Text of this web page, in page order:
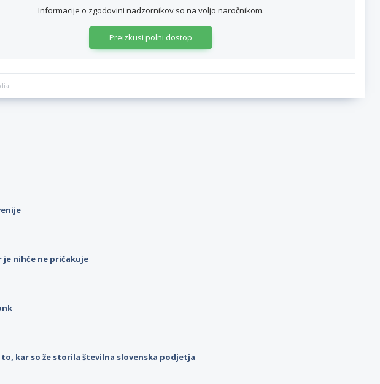
Informacije o zgodovini nadzornikov so na voljo naročnikom.
Preizkusi polni dostop
je nihče ne pričakuje
kar so že storila številna slovenska podjetja